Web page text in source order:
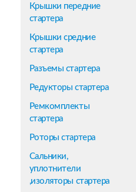
Крышки передние
стартера
Крышки средние
стартера
Разъемы стартера
Редукторы стартера
Ремкомплекты
стартера
Роторы стартера
Сальники,
уплотнители
,изоляторы стартера